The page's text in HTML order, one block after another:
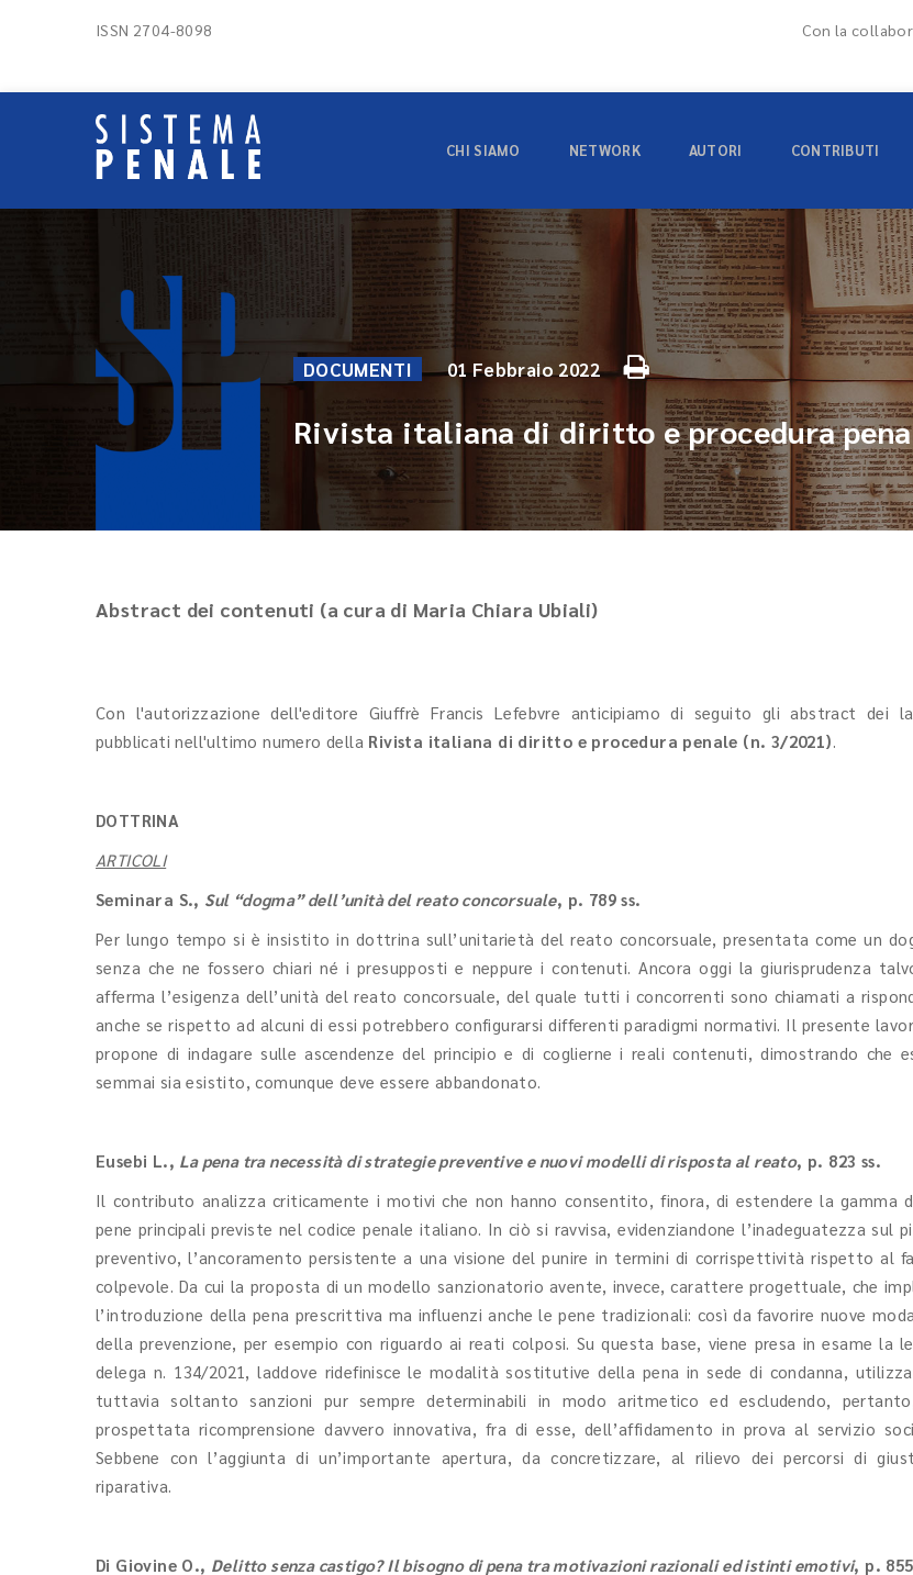
ISSN 2704-8098 Con la
CHI SIAMO NETWORK AUTORI CONTRIBUTI
DOCUMENTI 01 Febbraio 2022
Rivista italiana di diritto e procedura
Abstract dei contenuti (a cura di Maria Chiara Ubiali)
Con l'autorizzazione dell'editore Giuffrè Francis Lefebvre anticipiamo di seguito gli abstract dei
pubblicati nell'ultimo numero della Rivista italiana di diritto e procedura penale (n. 3/2021).
DOTTRINA
ARTICOLI
Seminara S., Sul “dogma” dell’unità del reato concorsuale, p. 789 ss.
Per lungo tempo si è insistito in dottrina sull’unitarietà del reato concorsuale, presentata come un
senza che ne fossero chiari né i presupposti e neppure i contenuti. Ancora oggi la giurisprudenza
afferma l’esigenza dell’unità del reato concorsuale, del quale tutti i concorrenti sono chiamati a
anche se rispetto ad alcuni di essi potrebbero configurarsi differenti paradigmi normativi. Il presente
propone di indagare sulle ascendenze del principio e di coglierne i reali contenuti, dimostrando che
semmai sia esistito, comunque deve essere abbandonato.
Eusebi L., La pena tra necessità di strategie preventive e nuovi modelli di risposta al reato, p. 823 ss.
Il contributo analizza criticamente i motivi che non hanno consentito, finora, di estendere la gamma
pene principali previste nel codice penale italiano. In ciò si ravvisa, evidenziandone l’inadeguatezza sul
preventivo, l’ancoramento persistente a una visione del punire in termini di corrispettività rispetto al
colpevole. Da cui la proposta di un modello sanzionatorio avente, invece, carattere progettuale, che
l’introduzione della pena prescrittiva ma influenzi anche le pene tradizionali: così da favorire nuove
della prevenzione, per esempio con riguardo ai reati colposi. Su questa base, viene presa in esame la
delega n. 134/2021, laddove ridefinisce le modalità sostitutive della pena in sede di condanna,
tuttavia soltanto sanzioni pur sempre determinabili in modo aritmetico ed escludendo,
prospettata ricomprensione davvero innovativa, fra di esse, dell’affidamento in prova al servizio
Sebbene con l’aggiunta di un’importante apertura, da concretizzare, al rilievo dei percorsi di
riparativa.
Di Giovine O., Delitto senza castigo? Il bisogno di pena tra motivazioni razionali ed istinti emotivi, p.